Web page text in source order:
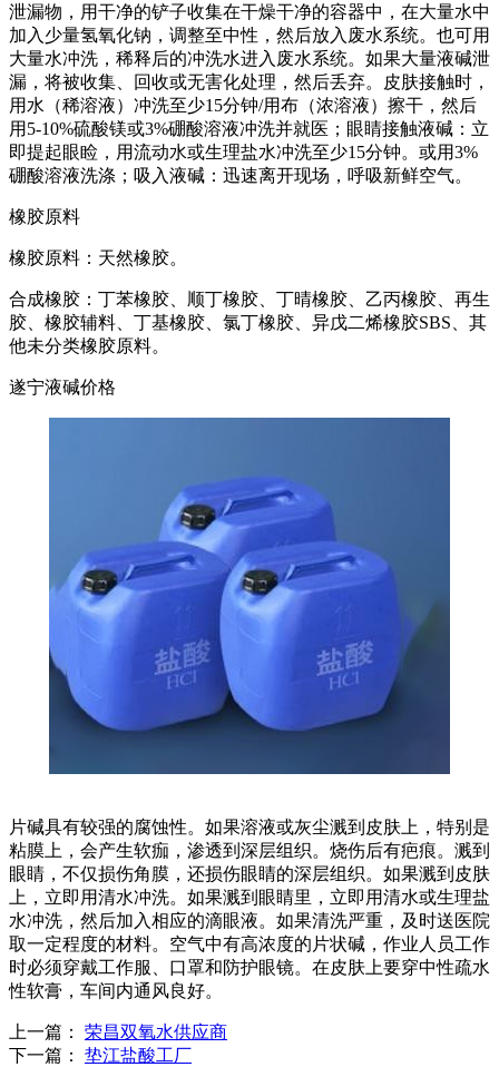
泄漏物，用干净的铲子收集在干燥干净的容器中，在大量水中
加入少量氢氧化钠，调整至中性，然后放入废水系统。也可用
大量水冲洗，稀释后的冲洗水进入废水系统。如果大量液碱泄
漏，将被收集、回收或无害化处理，然后丢弃。皮肤接触时，
用水（稀溶液）冲洗至少15分钟/用布（浓溶液）擦干，然后
用5-10%硫酸镁或3%硼酸溶液冲洗并就医；眼睛接触液碱：立
即提起眼睑，用流动水或生理盐水冲洗至少15分钟。或用3%
硼酸溶液洗涤；吸入液碱：迅速离开现场，呼吸新鲜空气。
橡胶原料
橡胶原料：天然橡胶。
合成橡胶：丁苯橡胶、顺丁橡胶、丁晴橡胶、乙丙橡胶、再生
胶、橡胶辅料、丁基橡胶、氯丁橡胶、异戊二烯橡胶SBS、其
他未分类橡胶原料。
遂宁液碱价格
片碱具有较强的腐蚀性。如果溶液或灰尘溅到皮肤上，特别是
粘膜上，会产生软痂，渗透到深层组织。烧伤后有疤痕。溅到
眼睛，不仅损伤角膜，还损伤眼睛的深层组织。如果溅到皮肤
上，立即用清水冲洗。如果溅到眼睛里，立即用清水或生理盐
水冲洗，然后加入相应的滴眼液。如果清洗严重，及时送医院
取一定程度的材料。空气中有高浓度的片状碱，作业人员工作
时必须穿戴工作服、口罩和防护眼镜。在皮肤上要穿中性疏水
性软膏，车间内通风良好。
上一篇： 荣昌双氧水供应商
下一篇： 垫江盐酸工厂